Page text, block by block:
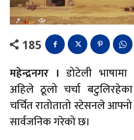
185
महेन्द्रनगर । डोटेली
अहिले ठूलो चर्चा
चर्चित रातोतातो स्टेसनले आफ्नो
सार्वजनिक गरेको छ।